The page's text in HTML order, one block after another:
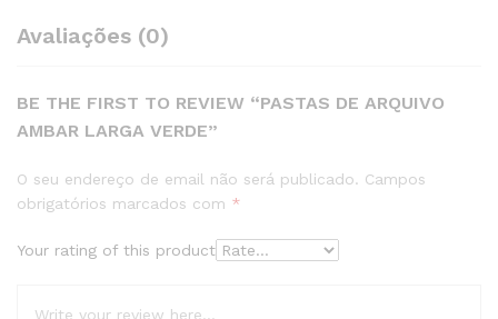
Avaliações (0)
BE THE FIRST TO REVIEW “PASTAS DE ARQUIVO
AMBAR LARGA VERDE”
O seu endereço de email não será publicado. Campos
obrigatórios marcados com *
Your rating of this product